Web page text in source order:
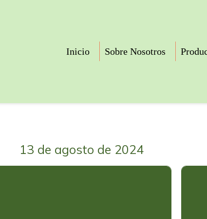
Inicio Sobre Nosotros
13 de agosto de 2024